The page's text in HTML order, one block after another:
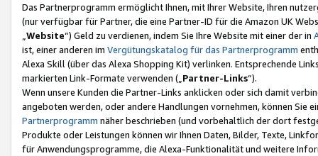
Das Partnerprogramm ermöglicht Ihnen, mit Ihrer Website, Ihren
(nur verfügbar für Partner, die eine Partner-ID für die Amazon UK
Website“) Geld zu verdienen, indem Sie Ihre Website mit einer der in
ist, einer anderen im Vergütungskatalog für das Partnerprogramm
Alexa Skill (über das Alexa Shopping Kit) verlinken. Entsprechende
markierten Link-Formate verwenden („ Partner-Links“).
Wenn unsere Kunden die Partner-Links anklicken oder sich damit
angeboten werden, oder andere Handlungen vornehmen, können Sie
Partnerprogramm näher beschrieben (und vorbehaltlich der dort
Produkte oder Leistungen können wir Ihnen Daten, Bilder, Texte,
für Anwendungsprogramme, die Alexa-Funktionalität und weitere